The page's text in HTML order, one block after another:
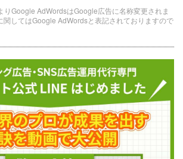
りGoogle AdWordsはGoogle広告に名称変更されま
関してはGoogle AdWordsと表記されておりますので